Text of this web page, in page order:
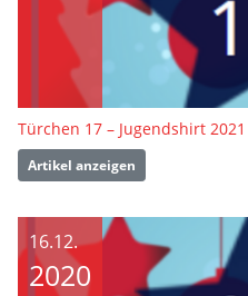
Türchen 17 – Jugendshirt 2021
Artikel anzeigen
16.12.
2020